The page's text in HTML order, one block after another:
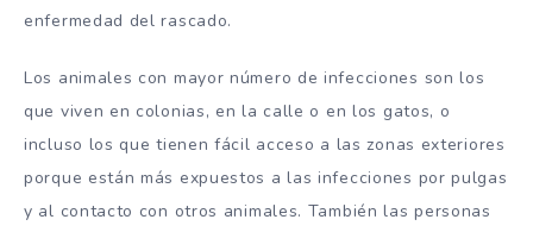
enfermedad del rascado.
Los animales con mayor número de infecciones son los
que viven en colonias, en la calle o en los gatos, o
incluso los que tienen fácil acceso a las zonas exteriores
porque están más expuestos a las infecciones por pulgas
y al contacto con otros animales. También las personas